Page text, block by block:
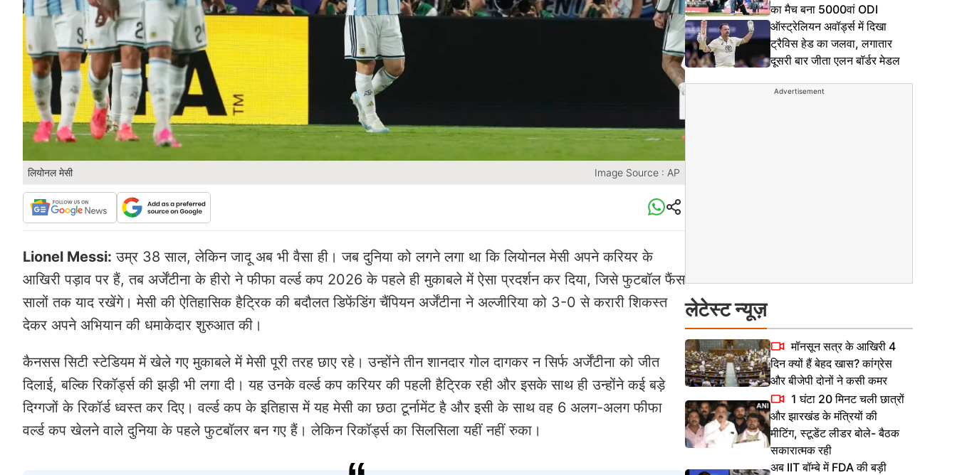
लियोनल मेसी Image Source : AP
Lionel Messi: उम्र 38 साल, लेकिन जादू अब भी वैसा ही। जब दुनिया को लगने लगा था कि लियोनल मेसी अपने करियर के
आखिरी पड़ाव पर हैं, तब अर्जेंटीना के हीरो ने फीफा वर्ल्ड कप 2026 के पहले ही मुकाबले में ऐसा प्रदर्शन कर दिया, जिसे फुटबॉल फैंस
सालों तक याद रखेंगे। मेसी की ऐतिहासिक हैट्रिक की बदौलत डिफेंडिंग चैंपियन अर्जेंटीना ने अल्जीरिया को 3-0 से करारी शिकस्त
देकर अपने अभियान की धमाकेदार शुरुआत की।
कैनसस सिटी स्टेडियम में खेले गए मुकाबले में मेसी पूरी तरह छाए रहे। उन्होंने तीन शानदार गोल दागकर न सिर्फ अर्जेंटीना को जीत
दिलाई, बल्कि रिकॉर्ड्स की झड़ी भी लगा दी। यह उनके वर्ल्ड कप करियर की पहली हैट्रिक रही और इसके साथ ही उन्होंने कई बड़े
दिग्गजों के रिकॉर्ड ध्वस्त कर दिए। वर्ल्ड कप के इतिहास में यह मेसी का छठा टूर्नामेंट है और इसी के साथ वह 6 अलग-अलग फीफा
वर्ल्ड कप खेलने वाले दुनिया के पहले फुटबॉलर बन गए हैं। लेकिन रिकॉर्ड्स का सिलसिला यहीं नहीं रुका।
का मैच बना 5000वां ODI
ऑस्ट्रेलियन अवॉर्ड्स में दिखा
ट्रैविस हेड का जलवा, लगातार
दूसरी बार जीता एलन बॉर्डर मेडल
Advertisement
लेटेस्ट न्यूज़
मॉनसून सत्र के आखिरी 4
दिन क्यों हैं बेहद खास? कांग्रेस
और बीजेपी दोनों ने कसी कमर
1 घंटा 20 मिनट चली छात्रों
और झारखंड के मंत्रियों की
मीटिंग, स्टूडेंट लीडर बोले- बैठक
सकारात्मक रही
अब IIT बॉम्बे में FDA की बड़ी